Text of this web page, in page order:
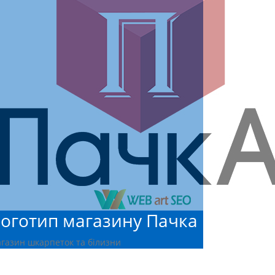
магазину Пачка
шкарпеток та білизни